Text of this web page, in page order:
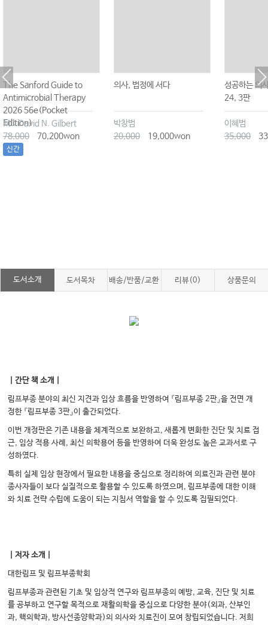
The Sanford Guide to
Antimicrobial Therapy
2026 56e(Pocket
Edition)
MD David N. Gilbert
78,000
70,200won
신간
의사, 법정에 서다
박창범
20,000
19,000won
성공하는 의
24, 3판
이혜범
35,000
도서소개 도서목차 배송/반품/교환 리뷰(0) 상품문의
｜간단 책 소개｜
림프부종 분야의 최신 지견과 임상 흐름을 반영하여 『림프부종 2판』을 전면 개
정한 『림프부종 3판』이 출간되었다.
이번 개정판은 기존 내용을 체계적으로 보완하고, 새롭게 변화한 진단 및 치료 접
근, 임상 적용 사례, 최신 의학용어 등을 반영하여 더욱 완성도 높은 교과서로 구
성하였다.
특히 실제 임상 현장에서 필요한 내용을 중심으로 정리하여 의료진과 관련 분야
종사자들이 보다 실질적으로 활용할 수 있도록 하였으며, 림프부종에 대한 이해
와 치료 전략 수립에 도움이 되는 지침서 역할을 할 수 있도록 집필되었다.
｜저자 소개｜
대한림프 및 림프부종학회
림프부종과 관련된 기초 및 임상적 연구와 림프부종의 예방, 교육, 진단 및 치료
를 공부하고 연구할 목적으로 재활의학을 중심으로 다양한 분야(외과, 산부인
과, 핵의학과, 방사선종양학과)의 의사와 치료진이 모여 창립되었습니다. 저희